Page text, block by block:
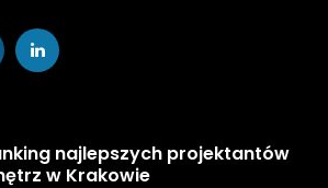
najlepszych projektantów
w Krakowie